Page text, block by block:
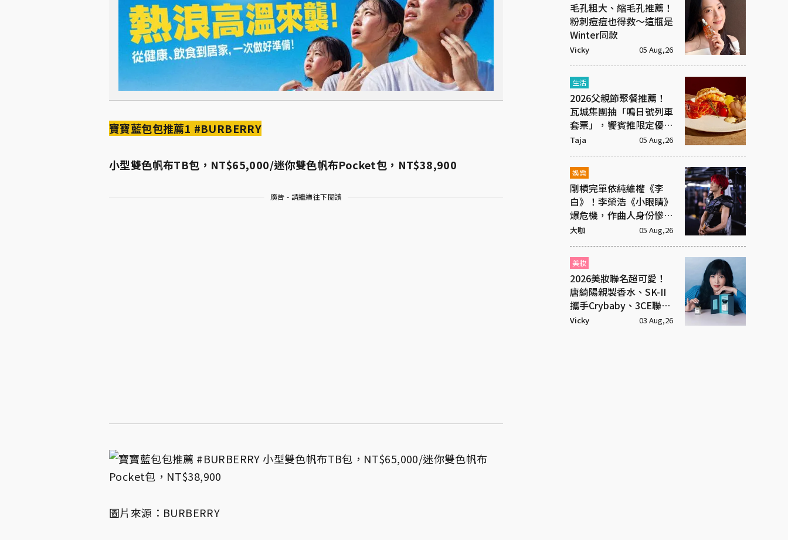
寶寶藍包包推薦1 #BURBERRY
小型雙色帆布TB包，NT$65,000/迷你雙色帆布Pocket包，NT$38,900
廣告 - 請繼續往下閱讀
圖片來源：BURBERRY
毛孔粗大、縮毛孔推薦！
粉刺痘痘也得救～這瓶是
Winter同款
Vicky 05 Aug,26
生活
2026父親節聚餐推薦！
瓦城集團抽「鳴日號列車
套票」，饗賓推限定優惠
一次看
Taja 05 Aug,26
娛樂
剛槓完單依純維權《李
白》！李榮浩《小眼睛》
爆危機，作曲人身份慘遭
抹去
大咖 05 Aug,26
美妝
2026美妝聯名超可愛！
唐綺陽親製香水、SK-II
攜手Crybaby、3CE聯名
超潮飾品
Vicky 03 Aug,26